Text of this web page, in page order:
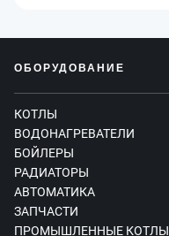
ОБОРУДОВАНИЕ
КОТЛЫ
ВОДОНАГРЕВАТЕЛИ
БОЙЛЕРЫ
РАДИАТОРЫ
АВТОМАТИКА
ЗАПЧАСТИ
ПРОМЫШЛЕННЫЕ КОТЛЫ